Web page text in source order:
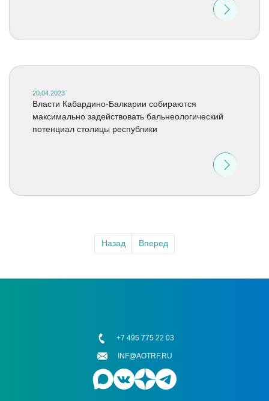
20.04.2023
Власти Кабардино-Балкарии собираются
максимально задействовать бальнеологический
потенциал столицы республики
Назад Вперед
+7 495 775 22 03
INF@AOTRF.RU